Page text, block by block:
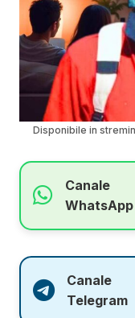
Disponibile in
Canale
WhatsApp
Canale
Telegram